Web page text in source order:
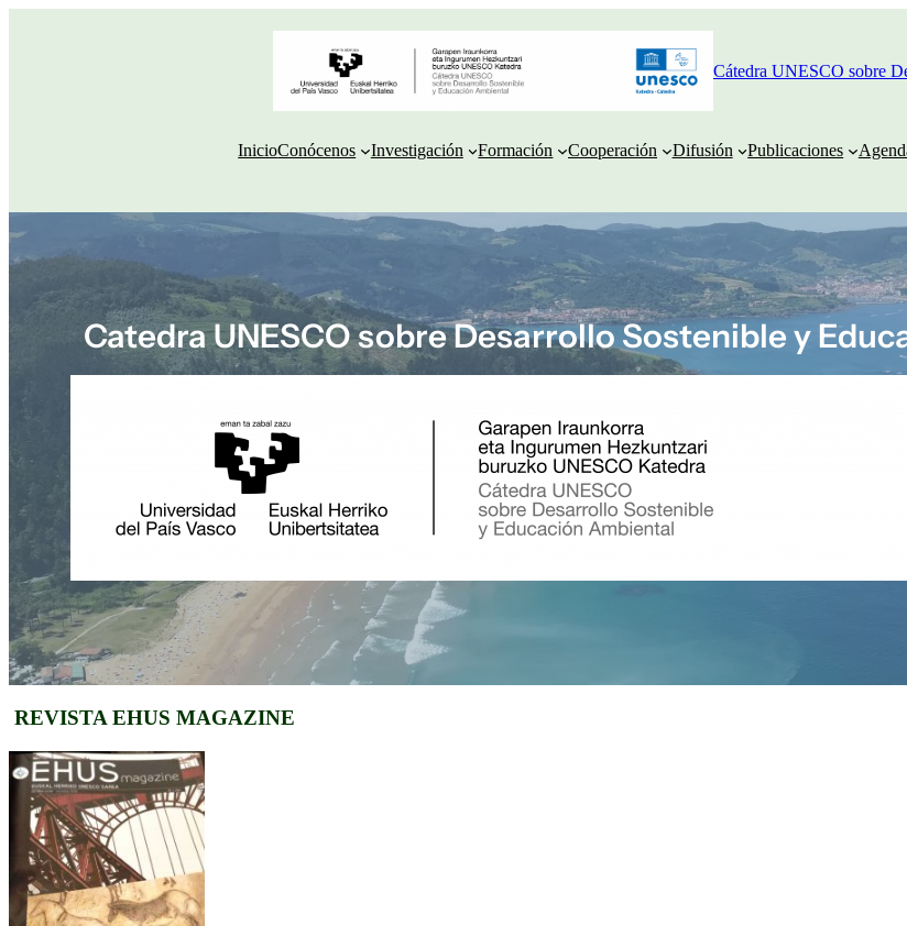
Cátedra UNESCO sobre
InicioConócenos Investigación Formación Cooperación Difusión Publicaciones
Catedra UNESCO sobre Desarrollo Sostenible y
REVISTA EHUS MAGAZINE